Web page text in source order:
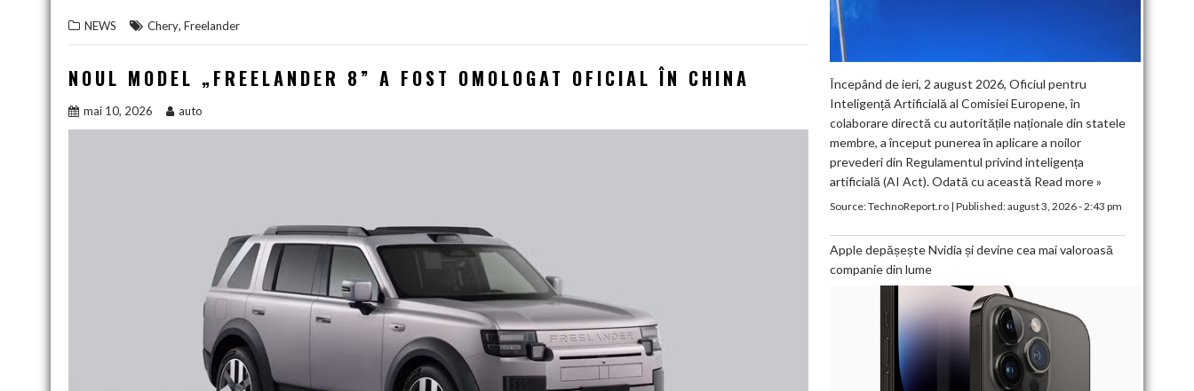
NEWS Chery, Freelander
NOUL MODEL „FREELANDER 8” A FOST OMOLOGAT OFICIAL ÎN CHINA
mai 10, 2026 auto
Începând de ieri, 2 august 2026, Oficiul pentru
Inteligență Artificială al Comisiei Europene, în
colaborare directă cu autoritățile naționale din statele
membre, a început punerea în aplicare a noilor
prevederi din Regulamentul privind inteligența
artificială (AI Act). Odată cu această Read more »
Source:TechnoReport.ro| Published:august 3, 2026 - 2:43 pm
Apple depășește Nvidia și devine cea mai valoroasă
companie din lume